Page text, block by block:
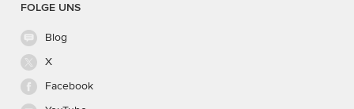
FOLGE UNS
Blog
X
Facebook